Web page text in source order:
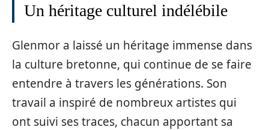
Un héritage culturel indélébile
Glenmor a laissé un héritage immense dans
la culture bretonne, qui continue de se faire
entendre à travers les générations. Son
travail a inspiré de nombreux artistes qui
ont suivi ses traces, chacun apportant sa